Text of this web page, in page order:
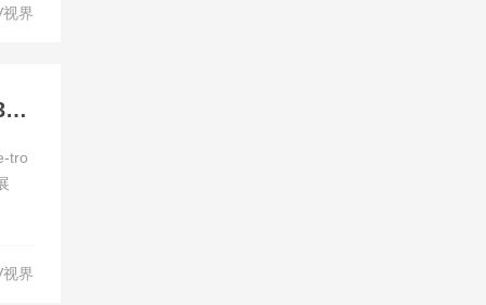
界
引领未来高端出行新体验上汽奥迪携全系车型震撼亮相2023上海国际车展
tro
界